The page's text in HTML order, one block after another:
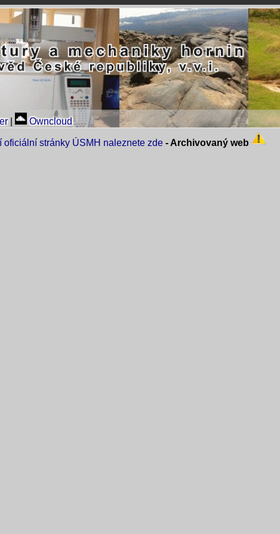
| Owncloud
oficiální stránky ÚSMH naleznete zde- Archivovaný web